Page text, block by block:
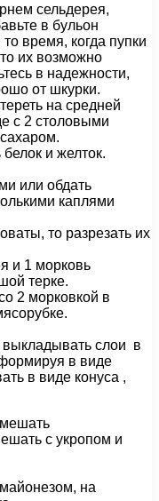
сельдерея,
в бульон
время, когда пупки
их возможно
в надежности,
от шкурки.
на средней
с 2 столовыми
и желток.
или обдать
каплями
то разрезать их
и 1 морковь
терке.
2 морковкой в
слои в
в виде
в виде конуса ,
с укропом и
на